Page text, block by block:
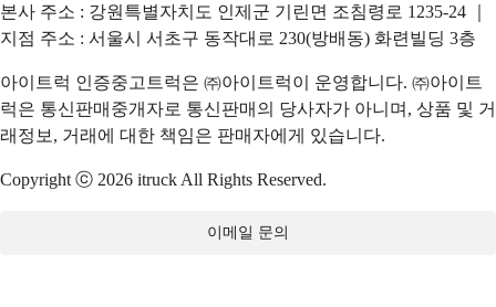
본사 주소 : 강원특별자치도 인제군 기린면 조침령로 1235-24 ｜
지점 주소 : 서울시 서초구 동작대로 230(방배동) 화련빌딩 3층
아이트럭 인증중고트럭은 ㈜아이트럭이 운영합니다. ㈜아이트
럭은 통신판매중개자로 통신판매의 당사자가 아니며, 상품 및 거
래정보, 거래에 대한 책임은 판매자에게 있습니다.
Copyright ⓒ 2026 itruck All Rights Reserved.
이메일 문의